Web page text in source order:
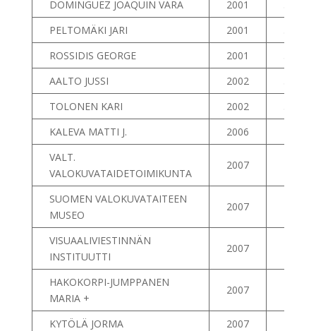
DOMINGUEZ JOAQUIN VARA
2001
PELTOMÄKI JARI
2001
ROSSIDIS GEORGE
2001
AALTO JUSSI
2002
TOLONEN KARI
2002
KALEVA MATTI J.
2006
VALT.
VALOKUVATAIDETOIMIKUNTA
2007
SUOMEN VALOKUVATAITEEN
MUSEO
2007
VISUAALIVIESTINNÄN
INSTITUUTTI
2007
HAKOKORPI-JUMPPANEN
MARIA +
2007
KYTÖLÄ JORMA 2007